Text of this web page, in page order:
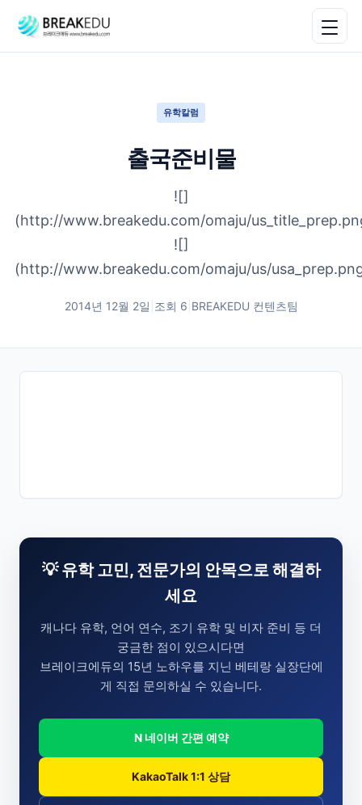
유학칼럼
출국준비물
![]
(http://www.breakedu.com/omaju/
![]
(http://www.breakedu.com/omaju/us/
2014년 12월 2일 조회 6 BREAKEDU 컨텐츠팀
💡 유학 고민, 전문가의 안목으로 해결하
세요
캐나다 유학, 언어 연수, 조기 유학 및 비자 준비 등 더
궁금한 점이 있으시다면
브레이크에듀의 15년 노하우를 지닌 베테랑 실장단에
게 직접 문의하실 수 있습니다.
N 네이버 간편 예약
KakaoTalk 1:1 상담